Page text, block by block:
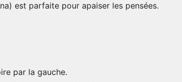
est parfaite pour apaiser les pensées.
par la gauche.